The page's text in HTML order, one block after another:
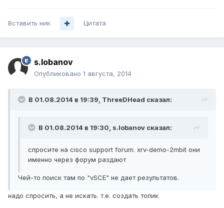
Вставить ник Цитата
s.lobanov
Опубликовано 1 августа, 2014
В 01.08.2014 в 19:39, ThreeDHead сказал:
В 01.08.2014 в 19:30, s.lobanov сказал:
спросите на cisco support forum. xrv-demo-2mbit они
именно через форум раздают
Чей-то поиск там по "vSCE" не дает результатов.
надо спросить, а не искать. т.е. создать топик